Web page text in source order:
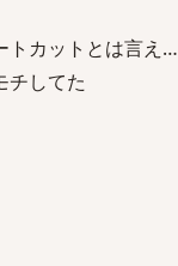
トカットとは言え…
チしてた